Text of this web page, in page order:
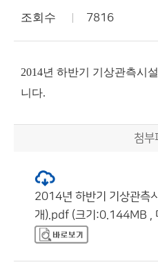
조회수 7816
2014년 하반기 기상관측시
니다.
첨부
2014년 하반기 기상관측
개).pdf (크기:0.144MB ,